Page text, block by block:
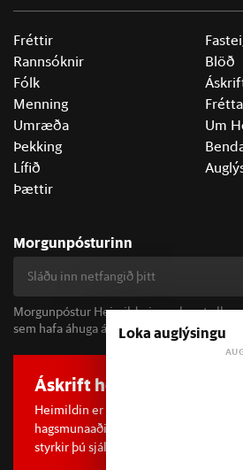
Fréttir
Rannsóknir
Fólk
Menning
Umræða
Þekking
Lífið
Þættir
Blöð
Um
Morgunpósturinn
Morgunpóstur Heimildarinnar berst alla
sem hafa áhuga á fréttum og
Áskrift hefur áhrif
Heimildin er í dreifðu eignarhaldi og
hagsmunaaðilum. Með því að kaupa
styrkir þú sjálfstæða
Loka auglýsingu